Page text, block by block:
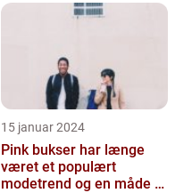
15 januar 2024
Pink bukser har længe
været et populært
modetrend og en måde at